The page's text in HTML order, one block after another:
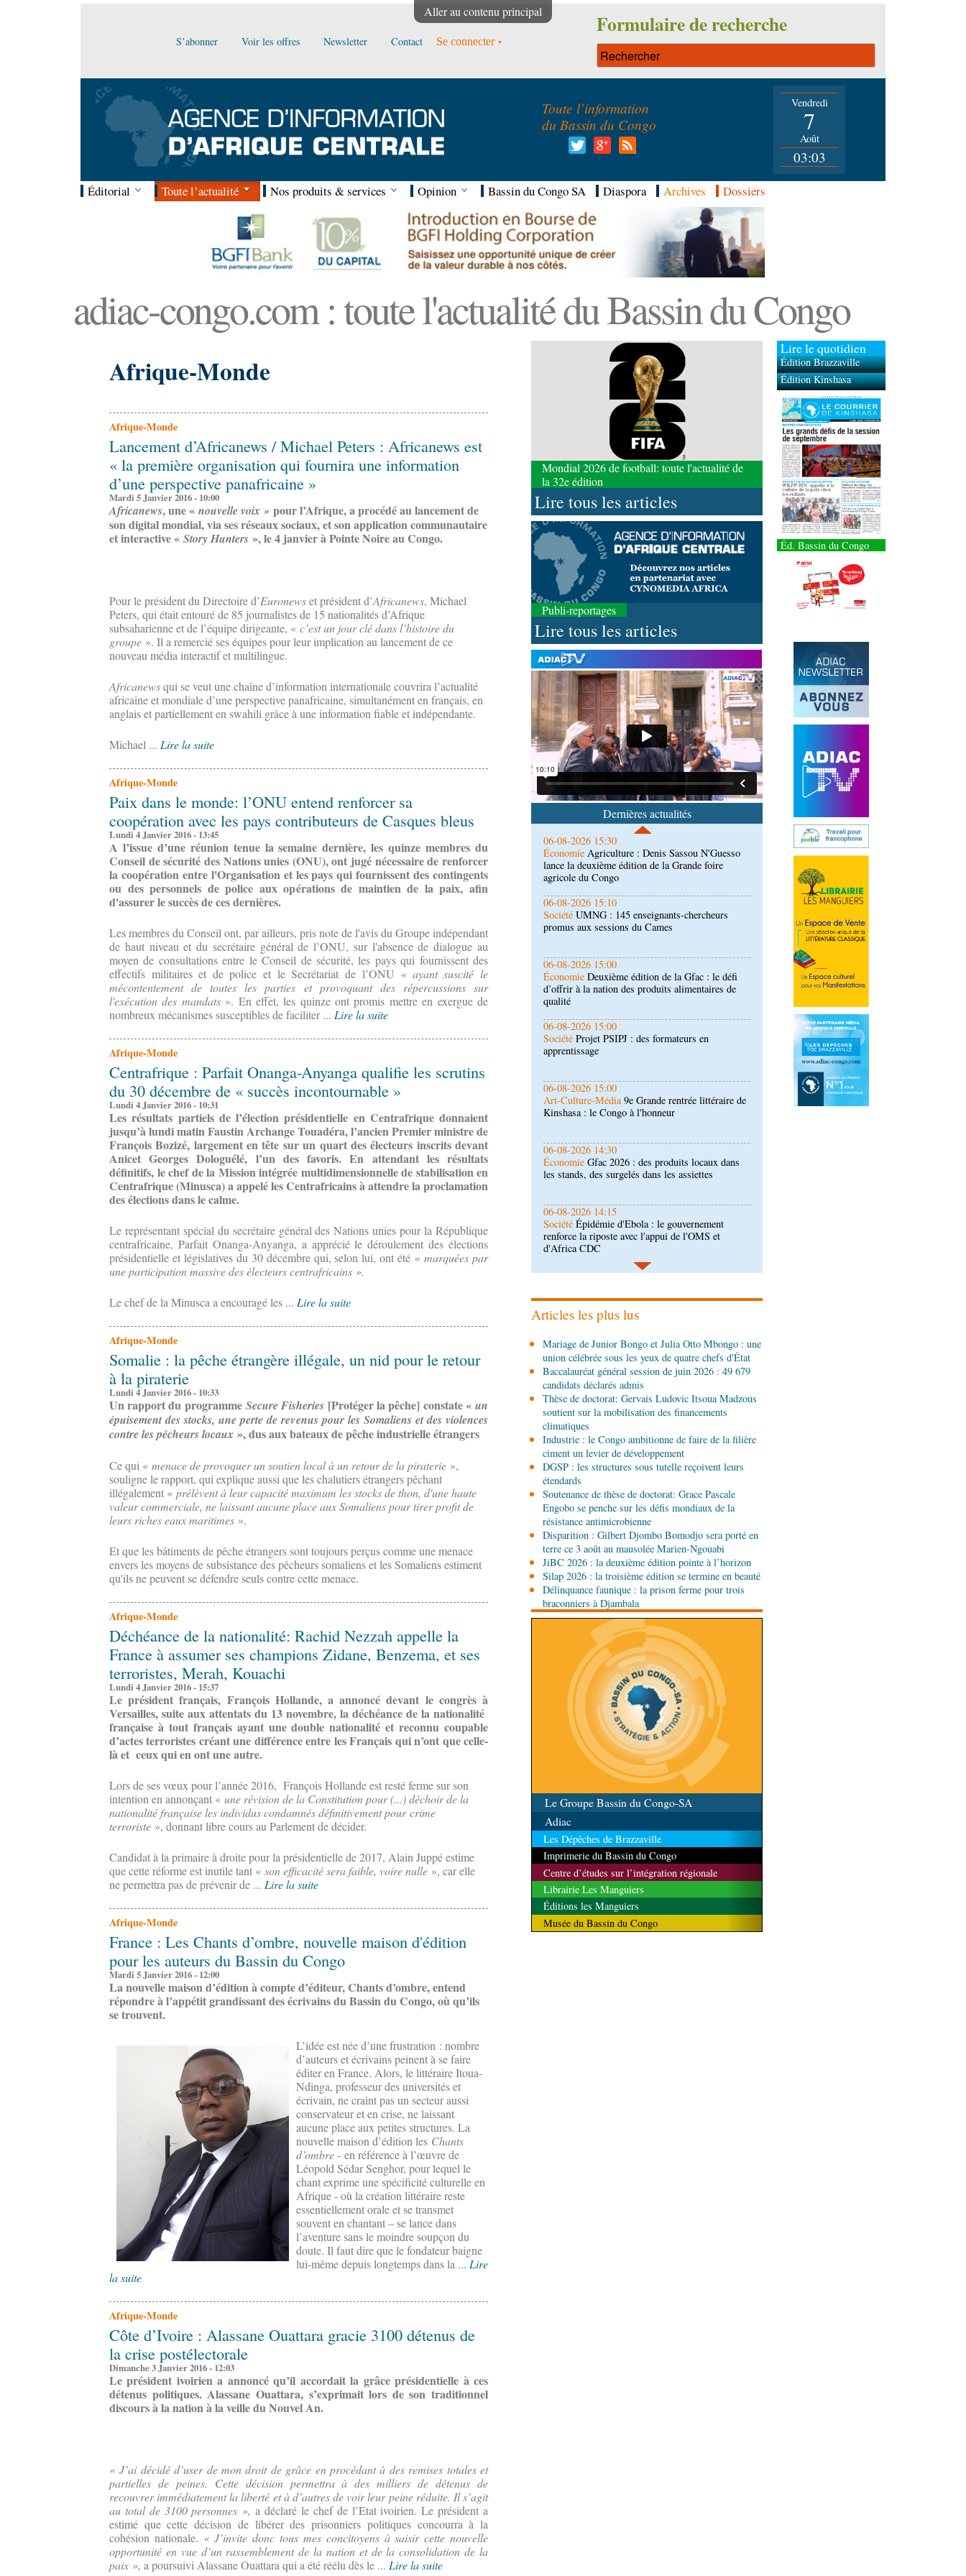
Aller au contenu principal
S’abonner Voir les offres Newsletter Contact Se connecter
Formulaire de recherche
Toute l’information
du Bassin du Congo
Vendredi
7
Août
03:03
Éditorial Toute l’actualité Nos produits & services Opinion Bassin du Congo SA Diaspora Archives Dossiers
adiac-congo.com : toute l'actualité du Bassin du Congo
Afrique-Monde
Afrique-Monde
Lancement d’Africanews / Michael Peters : Africanews est
« la première organisation qui fournira une information
d’une perspective panafricaine »
Mardi 5 Janvier 2016 - 10:00
Africanews, une « nouvelle voix » pour l’Afrique, a procédé au lancement de
son digital mondial, via ses réseaux sociaux, et son application communautaire
et interactive « Story Hunters », le 4 janvier à Pointe Noire au Congo.
Pour le président du Directoire d’Euronewset président d’Africanews, Michael
Peters, qui était entouré de 85 journalistes de 15 nationalités d’Afrique
subsaharienne et de l’équipe dirigeante, « c’est un jour clé dans l’histoire du
groupe ». Il a remercié ses équipes pour leur implication au lancement de ce
nouveau média interactif et multilingue.
Africanewsqui se veut une chaîne d’information internationale couvrira l’actualité
africaine et mondiale d’une perspective panafricaine, simultanément en français, en
anglais et partiellement en swahili grâce à une information fiable et indépendante.
Michael ... Lire la suite
Afrique-Monde
Paix dans le monde: l’ONU entend renforcer sa
coopération avec les pays contributeurs de Casques bleus
Lundi 4 Janvier 2016 - 13:45
A l’issue d’une réunion tenue la semaine dernière, les quinze membres du
Conseil de sécurité des Nations unies (ONU), ont jugé nécessaire de renforcer
la coopération entre l'Organisation et les pays qui fournissent des contingents
ou des personnels de police aux opérations de maintien de la paix, afin
d'assurer le succès de ces dernières.
Les membres du Conseil ont, par ailleurs, pris note de l'avis du Groupe indépendant
de haut niveau et du secrétaire général de l’ONU, sur l'absence de dialogue au
moyen de consultations entre le Conseil de sécurité, les pays qui fournissent des
effectifs militaires et de police et le Secrétariat de l’ONU « ayant suscité le
mécontentement de toutes les parties et provoquant des répercussions sur
l'exécution des mandats». En effet, les quinze ont promis mettre en exergue de
nombreux mécanismes susceptibles de faciliter ... Lire la suite
Afrique-Monde
Centrafrique : Parfait Onanga-Anyanga qualifie les scrutins
du 30 décembre de « succès incontournable »
Lundi 4 Janvier 2016 - 10:31
Les résultats partiels de l’élection présidentielle en Centrafrique donnaient
jusqu’à lundi matin Faustin Archange Touadéra, l’ancien Premier ministrede
François Bozizé, largement en tête sur un quart des électeurs inscrits devant
Anicet Georges Dologuélé, l’un des favoris. En attendant les résultats
définitifs, le chef de la Mission intégrée multidimensionnelle de stabilisation en
Centrafrique (Minusca) a appelé les Centrafricains à attendre la proclamation
des élections dans le calme.
Le représentant spécial du secrétaire général des Nations unies pour la République
centrafricaine, Parfait Onanga-Anyanga, a apprécié le déroulement des élections
présidentielle et législatives du 30 décembre qui, selon lui, ont été « marquées par
une participation massive des électeurs centrafricains ».
Le chef de la Minusca a encouragé les ... Lire la suite
Afrique-Monde
Somalie : la pêche étrangère illégale, un nid pour le retour
à la piraterie
Lundi 4 Janvier 2016 - 10:33
Un rapport du programme Secure Fisheries[Protéger la pêche] constate «un
épuisement des stocks, une perte de revenus pour les Somaliens et des violences
contre les pêcheurs locaux », dus aux bateaux de pêche industrielle étrangers
Ce qui « menace de provoquer un soutien local à un retour de la piraterie »,
souligne le rapport, qui explique aussi que les chalutiers étrangers pêchant
illégalement « prélèvent à leur capacité maximum les stocks de thon, d'une haute
valeur commerciale, ne laissant aucune place aux Somaliens pour tirer profit de
leurs riches eaux maritimes ».
Et que les bâtiments de pêche étrangers sont toujours perçus comme une menace
envers les moyens de subsistance des pêcheurs somaliens et les Somaliens estiment
qu'ils ne peuvent se défendre seuls contre cette menace.
Afrique-Monde
Déchéance de la nationalité: Rachid Nezzah appelle la
France à assumer ses champions Zidane, Benzema, et ses
terroristes, Merah, Kouachi
Lundi 4 Janvier 2016 - 15:37
Le président français, François Hollande, a annoncé devant le congrès à
Versailles, suite aux attentats du 13 novembre, la déchéance de la nationalité
française à tout français ayant une double nationalité et reconnu coupable
d’actes terroristes créant une différence entre les Français qui n’ont que celle-
là et ceux qui en ont une autre.
Lors de ses vœux pour l’année 2016, François Hollande est resté ferme sur son
intention en annonçant « une révision de la Constitution pour (...) déchoir de la
nationalité française les individus condamnés définitivement pourcrime
terroriste », donnant libre cours au Parlement de décider.
Candidat à la primaire à droite pour la présidentielle de 2017, Alain Juppé estime
que cette réforme est inutile tant « son efficacité sera faible, voire nulle », car elle
ne permettra pas de prévenir de ... Lire la suite
Afrique-Monde
France : Les Chants d’ombre, nouvelle maison d'édition
pour les auteurs du Bassin du Congo
Mardi 5 Janvier 2016 - 12:00
La nouvelle maison d’édition à compte d’éditeur, Chants d’ombre, entend
répondre à l’appétit grandissant des écrivains du Bassin du Congo, où qu’ils
se trouvent.
L’idée est née d’une frustration : nombre
d’auteurs et écrivains peinent à se faire
éditer en France. Alors, le littéraire Itoua-
Ndinga, professeur des universités et
écrivain, ne craint pas un secteur aussi
conservateur et en crise, ne laissant
aucune place aux petites structures. La
nouvelle maison d’édition les Chants
d’ombre - en référence à l’œuvre de
Léopold Sédar Senghor, pour lequel le
chant exprime une spécificité culturelle en
Afrique - où la création littéraire reste
essentiellement orale et se transmet
souvent en chantant – se lance dans
l’aventure sans le moindre soupçon du
doute. Il faut dire que le fondateur baigne
lui-même depuis longtemps dans la ... Lire
la suite
Afrique-Monde
Côte d’Ivoire : Alassane Ouattara gracie 3100 détenus de
la crise postélectorale
Dimanche 3 Janvier 2016 - 12:03
Le président ivoirien a annoncé qu’il accordait la grâce présidentielle à ces
détenus politiques. Alassane Ouattara, s’exprimait lors de son traditionnel
discours à la nation à la veille du Nouvel An.
« J’ai décidé d’user de mon droit de grâce en procédant à des remises totales et
partielles de peines. Cette décision permettra à des milliers de détenus de
recouvrer immédiatement la liberté et à d’autres de voir leur peine réduite. Il s’agit
au total de 3100 personnes », a déclaré le chef de l’Etat ivoirien. Le président a
estimé que cette décision de libérer des prisonniers politiques concourra à la
cohésion nationale. « J’invite donc tous mes concitoyens à saisir cette nouvelle
opportunité en vue d’un rassemblement de la nation et de la consolidation de la
paix », a poursuivi Alassane Ouattara qui a été réélu dès le ... Lire la suite
Mondial 2026 de football: toute l'actualité de
la 32e édition
Lire tous les articles
Publi-reportages
Lire tous les articles
Dernières actualités
06-08-2026 16:30
SociétéDiaspora : rencontre des Congolais de
l'étranger à Brazzaville
06-08-2026 15:30
lance la deuxième édition de la Grande foire
agricole du Congo
06-08-2026 15:10
SociétéUMNG : 145 enseignants-chercheurs
promus aux sessions du Cames
06-08-2026 15:00
ÉconomieDeuxième édition de la Gfac : le défi
d’offrir à la nation des produits alimentaires de
06-08-2026 15:00
SociétéProjet PSIPJ : des formateurs en
apprentissage
06-08-2026 15:00
Art-Culture-Média9e Grande rentrée littéraire de
Kinshasa : le Congo à l'honneur
06-08-2026 14:30
ÉconomieGfac 2026 : des produits locaux dans
les stands, des surgelés dans les assiettes
06-08-2026 14:15
SociétéÉpidémie d'Ebola : le gouvernement
renforce la riposte avec l'appui de l'OMS et
06-08-2026 12:38
SportCommuniqué : Samira Leonie, nouvelle
ambassadrice de la marque 1xBet Congo-
Brazzaville
06-08-2026 09:30
Ecofin s’imprègne des réalités du CHU-B
PolitiqueVie des institutions : Pierre Ngolo et
Pierre Oba jettent les bases d’une collaboration
fructueuse
06-08-2026 08:30
Afrique-MondeCentrafrique : les sanctions de
l'ONU cachent la guerre silencieuse pour le
contrôle des ressources
05-08-2026 22:10
ÉconomieEconomie : un accord signé à Pointe-
Noire pour la valorisation des produits forestiers
non ligneux
05-08-2026 17:32
SportHandball: le tournoi de gala se poursuit
05-08-2026 13:10
Art-Culture-Média72e anniversaire de la
naissance du commandant Hugo Chávez :
l’ambassade du Venezuela au Congo célèbre
l'événement
Articles les plus lus
Mariage de Junior Bongo et Julia Otto Mbongo : une
union célébrée sous les yeux de quatre chefs d'État
Baccalauréat général session de juin 2026 : 49 679
candidats déclarés admis
Thèse de doctorat: Gervais Ludovic Itsoua Madzous
soutient sur la mobilisation des financements
climatiques
Industrie : le Congo ambitionne de faire de la filière
ciment un levier de développement
DGSP : les structures sous tutelle reçoivent leurs
étendards
Soutenance de thèse de doctorat: Grace Pascale
Engobo se penche sur les défis mondiaux de la
résistance antimicrobienne
Disparition : Gilbert Djombo Bomodjo sera porté en
terre ce 3 août au mausolée Marien-Ngouabi
JiBC 2026 : la deuxième édition pointe à l’horizon
Silap 2026 : la troisième édition se termine en beauté
Délinquance faunique : la prison ferme pour trois
braconniers à Djambala
Le Groupe Bassin du Congo-SA
Adiac
Les Dépêches de Brazzaville
Imprimerie du Bassin du Congo
Centre d’études sur l’intégration régionale
Librairie Les Manguiers
Éditions les Manguiers
Musée du Bassin du Congo
Lire le quotidien
Édition Brazzaville
Édition Kinshasa
Éd. Bassin du Congo